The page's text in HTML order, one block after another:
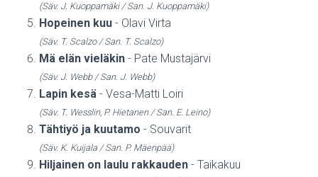
(Säv. J. Kuoppamäki / San. J. Kuoppamäki)
Hopeinen kuu - Olavi Virta
(Säv. T. Scalzo / San. T. Scalzo)
Mä elän vieläkin - Pate Mustajärvi
(Säv. J. Webb / San. J. Webb)
Lapin kesä - Vesa-Matti Loiri
(Säv. T. Wesslin, P. Hietanen / San. E. Leino)
Tähtiyö ja kuutamo - Souvarit
(Säv. K. Kuijala / San. P. Mäenpää)
Hiljainen on laulu rakkauden - Taikakuu